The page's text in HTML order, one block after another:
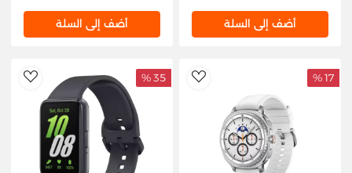
أضف إلى السلة أضف إلى السلة
AddToWishlist
17 %
35 %